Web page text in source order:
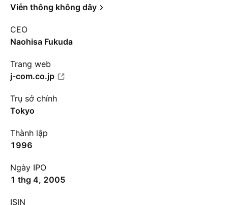
Viễn thông không dây
CEO
Naohisa Fukuda
Trang web
j-com.co.jp
Trụ sở chính
Tokyo
Thành lập
1996
Ngày IPO
1 thg 4, 2005
ISIN